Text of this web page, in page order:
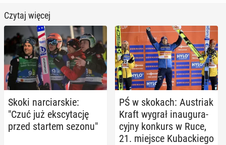
Czytaj więcej
Skoki nar­ciar­skie:
"Czuć już eks­cy­ta­cję
przed startem sezonu"
PŚ w skokach: Au­striak
Kraft wygrał in­au­gu­ra­
cyj­ny konkurs w Ruce,
21. miejsce Ku­bac­kie­go